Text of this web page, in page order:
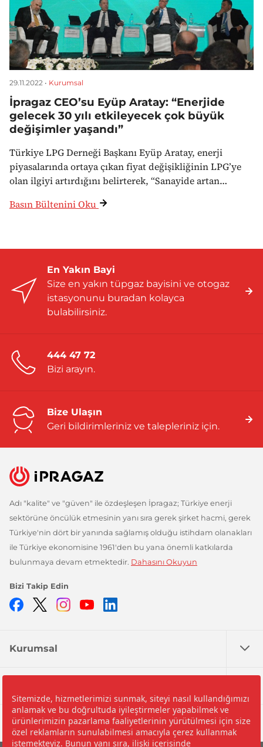
29.11.2022 • Kurumsal
İpragaz CEO’su Eyüp Aratay: “Enerjide
gelecek 30 yılı etkileyecek çok büyük
değişimler yaşandı”
Türkiye LPG Derneği Başkanı Eyüp Aratay, enerji
piyasalarında ortaya çıkan fiyat değişikliğinin LPG’ye
olan ilgiyi artırdığını belirterek, “Sanayide artan…
Basın Bültenini Oku
En Yakın Bayi
Size en yakın tüpgaz bayisini ve otogaz
istasyonunu buradan kolayca
bulabilirsiniz.
444 47 72
Bizi arayın.
Bize Ulaşın
Geri bildirimleriniz ve talepleriniz için.
Adı "kalite" ve "güven" ile özdeşleşen İpragaz; Türkiye enerji
sektörüne öncülük etmesinin yanı sıra gerek şirket hacmi, gerek
Türkiye'nin dört bir yanında sağlamış olduğu istihdam olanakları
ile Türkiye ekonomisine 1961'den bu yana önemli katkılarda
bulunmaya devam etmektedir. Dahasını Okuyun
Bizi Takip Edin
Facebook
TwitterInstagramYouTube
Kurumsal
Yardım